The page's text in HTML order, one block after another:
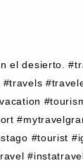
el desierto.
#travels
#tourist